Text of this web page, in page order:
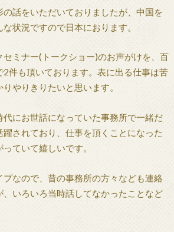
話をいただいておりましたが、中国を
状況ですので日本におります。
ミナー(トークショー)のお声がけを、百
件も頂いております。表に出る仕事は苦
やりきりたいと思います。
代にお世話になっていた事務所で一緒だ
躍されており、仕事を頂くことになった
ていて嬉しいです。
なので、昔の事務所の方々なども連絡
、いろいろ当時話してなかったことなど